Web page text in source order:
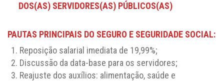
DOS(AS) SERVIDORES(AS) PÚBLICOS(AS)
PAUTAS PRINCIPAIS DO SEGURO E SEGURIDADE SOCIAL:
Reposição salarial imediata de 19,99%;
Discussão da data-base para os servidores;
Reajuste dos auxílios: alimentação, saúde e